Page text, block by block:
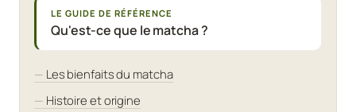
LE GUIDE DE RÉFÉRENCE
Qu'est-ce que le matcha ?
Les bienfaits du matcha
Histoire et origine